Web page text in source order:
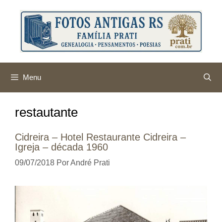
conteúdo
Menu
restautante
Cidreira – Hotel Restaurante Cidreira –
Igreja – década 1960
09/07/2018 PorAndré Prati